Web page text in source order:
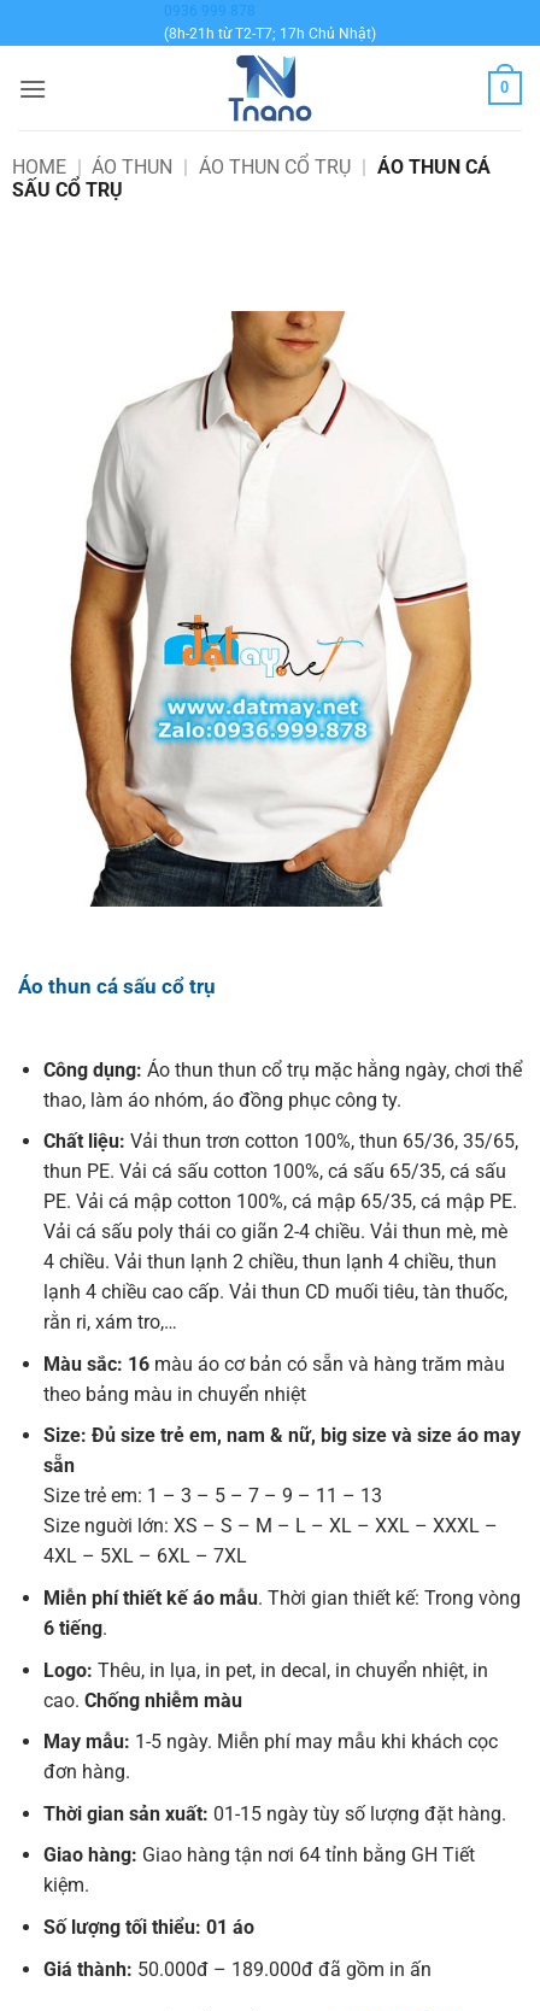
qua
dung
0936 999 878
(8h-21h từ T2-T7; 17h Chủ Nhật)
0
HOME | ÁO THUN | ÁO THUN CỔ TRỤ | ÁO THUN CÁ
SẤU CỔ TRỤ
Áo thun cá sấu cổ trụ
Công dụng: Áo thun thun cổ trụ mặc hằng ngày, chơi thể
thao, làm áo nhóm, áo đồng phục công ty.
Chất liệu: Vải thun trơn cotton 100%, thun 65/36, 35/65,
thun PE. Vải cá sấu cotton 100%, cá sấu 65/35, cá sấu
PE. Vải cá mập cotton 100%, cá mập 65/35, cá mập PE.
Vải cá sấu poly thái co giãn 2-4 chiều. Vải thun mè, mè
4 chiều. Vải thun lạnh 2 chiều, thun lạnh 4 chiều, thun
lạnh 4 chiều cao cấp. Vải thun CD muối tiêu, tàn thuốc,
rằn ri, xám tro,…
Màu sắc: 16màu áo cơ bản có sẵn và hàng trăm màu
theo bảng màu in chuyển nhiệt
Size: Đủ size trẻ em, nam & nữ, big size và size áo may
sẵn
Size trẻ em: 1 – 3 – 5 – 7 – 9 – 11 – 13
Size nguời lớn: XS – S – M – L – XL – XXL – XXXL –
4XL – 5XL – 6XL – 7XL
Miễn phí thiết kế áo mẫu. Thời gian thiết kế: Trong vòng
6 tiếng.
Logo: Thêu, in lụa, in pet, in decal, in chuyển nhiệt, in
cao. Chống nhiễm màu
May mẫu: 1-5 ngày. Miễn phí may mẫu khi khách cọc
đơn hàng.
Thời gian sản xuất: 01-15 ngày tùy số lượng đặt hàng.
Giao hàng: Giao hàng tận nơi 64 tỉnh bằng GH Tiết
kiệm.
Số lượng tối thiểu: 01 áo
Giá thành: 50.000đ – 189.000đ đã gồm in ấn